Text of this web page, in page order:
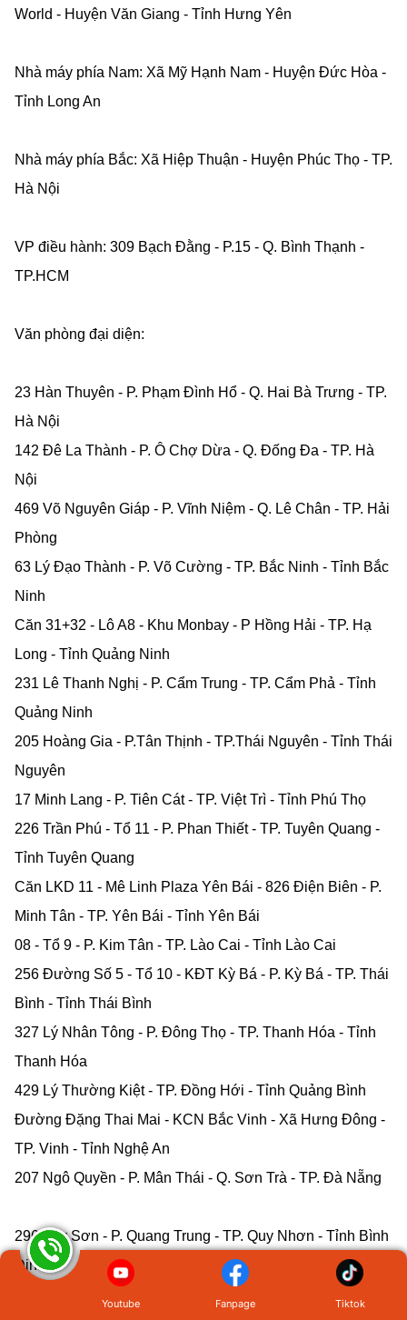
World - Huyện Văn Giang - Tỉnh Hưng Yên
Nhà máy phía Nam: Xã Mỹ Hạnh Nam - Huyện Đức Hòa -
Tỉnh Long An
Nhà máy phía Bắc: Xã Hiệp Thuận - Huyện Phúc Thọ - TP.
Hà Nội
VP điều hành: 309 Bạch Đằng - P.15 - Q. Bình Thạnh -
TP.HCM
Văn phòng đại diện:
23 Hàn Thuyên - P. Phạm Đình Hổ - Q. Hai Bà Trưng - TP.
Hà Nội
142 Đê La Thành - P. Ô Chợ Dừa - Q. Đống Đa - TP. Hà
Nội
469 Võ Nguyên Giáp - P. Vĩnh Niệm - Q. Lê Chân - TP. Hải
Phòng
63 Lý Đạo Thành - P. Võ Cường - TP. Bắc Ninh - Tỉnh Bắc
Ninh
Căn 31+32 - Lô A8 - Khu Monbay - P Hồng Hải - TP. Hạ
Long - Tỉnh Quảng Ninh
231 Lê Thanh Nghị - P. Cẩm Trung - TP. Cẩm Phả - Tỉnh
Quảng Ninh
205 Hoàng Gia - P.Tân Thịnh - TP.Thái Nguyên - Tỉnh Thái
Nguyên
17 Minh Lang - P. Tiên Cát - TP. Việt Trì - Tỉnh Phú Thọ
226 Trần Phú - Tổ 11 - P. Phan Thiết - TP. Tuyên Quang -
Tỉnh Tuyên Quang
Căn LKD 11 - Mê Linh Plaza Yên Bái - 826 Điện Biên - P.
Minh Tân - TP. Yên Bái - Tỉnh Yên Bái
08 - Tổ 9 - P. Kim Tân - TP. Lào Cai - Tỉnh Lào Cai
256 Đường Số 5 - Tổ 10 - KĐT Kỳ Bá - P. Kỳ Bá - TP. Thái
Bình - Tỉnh Thái Bình
327 Lý Nhân Tông - P. Đông Thọ - TP. Thanh Hóa - Tỉnh
Thanh Hóa
429 Lý Thường Kiệt - TP. Đồng Hới - Tỉnh Quảng Bình
Đường Đặng Thai Mai - KCN Bắc Vinh - Xã Hưng Đông -
TP. Vinh - Tỉnh Nghệ An
207 Ngô Quyền - P. Mân Thái - Q. Sơn Trà - TP. Đà Nẵng
296 Tây Sơn - P. Quang Trung - TP. Quy Nhơn - Tỉnh Bình
Định
Youtube Fanpage Tiktok